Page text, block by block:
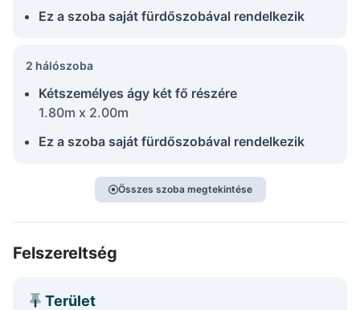
Ez a szoba saját fürdőszobával rendelkezik
2 hálószoba
Kétszemélyes ágy két fő részére
1.80m x 2.00m
Ez a szoba saját fürdőszobával rendelkezik
Összes szoba megtekintése
Felszereltség
Terület